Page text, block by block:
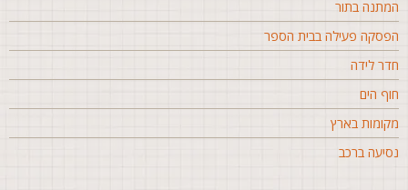
בתור
פעילה בבית הספר
לידה
הים
בארץ
ברכב